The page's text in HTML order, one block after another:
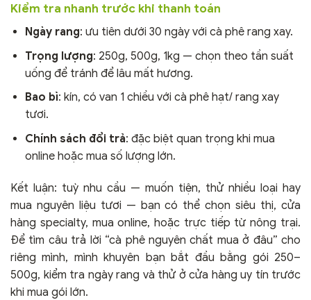
Kiểm tra nhanh trước khi thanh toán
Ngày rang: ưu tiên dưới 30 ngày với cà phê rang xay.
Trọng lượng: 250g, 500g, 1kg — chọn theo tần suất
uống để tránh để lâu mất hương.
Bao bì: kín, có van 1 chiều với cà phê hạt/ rang xay
tươi.
Chính sách đổi trả: đặc biệt quan trọng khi mua
online hoặc mua số lượng lớn.
Kết luận: tuỳ nhu cầu — muốn tiện, thử nhiều loại hay
mua nguyên liệu tươi — bạn có thể chọn siêu thị, cửa
hàng specialty, mua online, hoặc trực tiếp từ nông trại.
Để tìm câu trả lời “cà phê nguyên chất mua ở đâu” cho
riêng mình, mình khuyên bạn bắt đầu bằng gói 250–
500g, kiểm tra ngày rang và thử ở cửa hàng uy tín trước
khi mua gói lớn.